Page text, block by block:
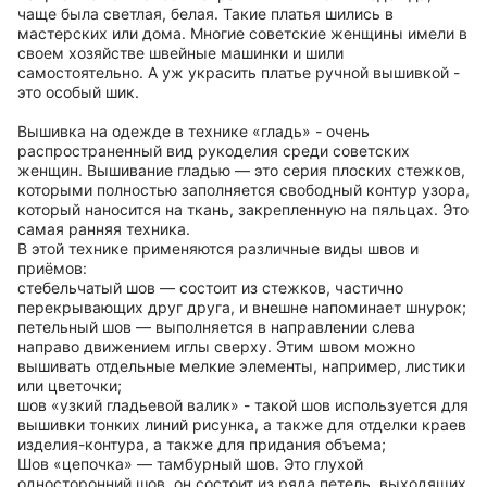
чаще была светлая, белая. Такие платья шились в
мастерских или дома. Многие советские женщины имели в
своем хозяйстве швейные машинки и шили
самостоятельно. А уж украсить платье ручной вышивкой -
это особый шик.
Вышивка на одежде в технике «гладь» - очень
распространенный вид рукоделия среди советских
женщин. Вышивание гладью — это серия плоских стежков,
которыми полностью заполняется свободный контур узора,
который наносится на ткань, закрепленную на пяльцах. Это
самая ранняя техника.
В этой технике применяются различные виды швов и
приёмов:
стебельчатый шов — состоит из стежков, частично
перекрывающих друг друга, и внешне напоминает шнурок;
петельный шов — выполняется в направлении слева
направо движением иглы сверху. Этим швом можно
вышивать отдельные мелкие элементы, например, листики
или цветочки;
шов «узкий гладьевой валик» - такой шов используется для
вышивки тонких линий рисунка, а также для отделки краев
изделия-контура, а также для придания объема;
Шов «цепочка» — тамбурный шов. Это глухой
односторонний шов, он состоит из ряда петель, выходящих